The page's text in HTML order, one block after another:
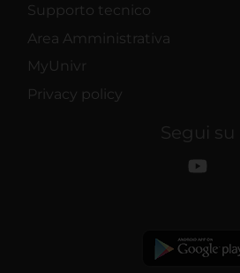
Supporto tecnico
Area Amministrativa
MyUnivr
Privacy policy
Segui su